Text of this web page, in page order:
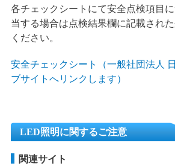
各チェックシートにて安全点検項目
当する場合は点検結果欄に記載され
ください。
安全チェックシート（一般社団法人
ブサイトへリンクします）
LED照明に関するご注意
関連サイト